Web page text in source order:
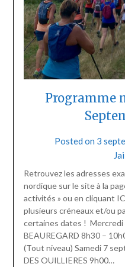
Programme
Posted on 3
Retrouvez les adresses
nordique sur le site à la
activités » ou en cliquant
plusieurs créneaux et/ou
certaines dates ! Mercredi
BEAUREGARD 8h30 –
(Tout niveau) Samedi 7
DES OUILLIERES 9h00…